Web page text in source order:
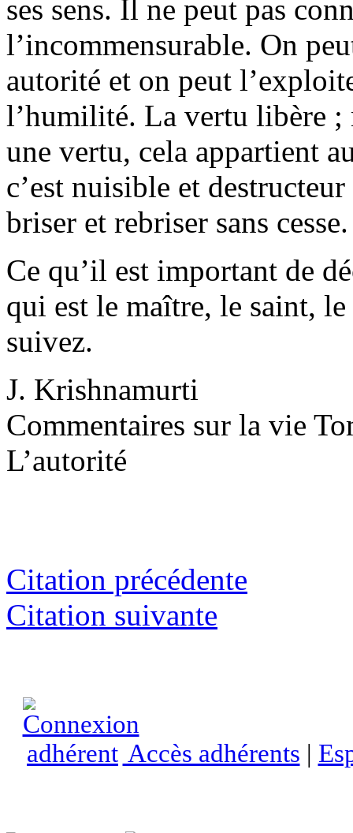
ses sens. Il ne peut pas
l’incommensurable. On
autorité et on peut
l’humilité. La vertu libère ;
une vertu, cela appartient
c’est nuisible et
briser et rebriser sans cesse.
Ce qu’il est important de
qui est le maître, le saint,
suivez.
J. Krishnamurti
Commentaires sur la vie
L’autorité
Citation précédente
Citation suivante
Accès adhérents |